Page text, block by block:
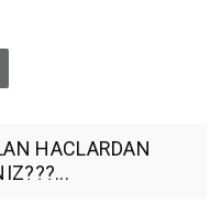
HACLARDAN